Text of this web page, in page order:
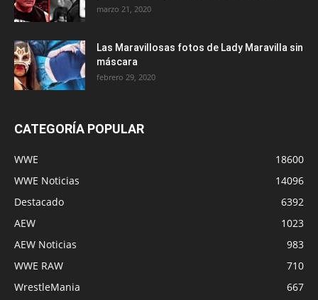
marzo 21, 2020
Las Maravillosas fotos de Lady Maravilla sin
máscara
febrero 29, 2020
CATEGORÍA POPULAR
WWE
18600
WWE Noticias
14096
Destacado
6392
AEW
1023
AEW Noticias
983
WWE RAW
710
WrestleMania
667